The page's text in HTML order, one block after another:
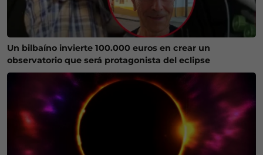
Un bilbaíno invierte 100.000 euros en crear un
observatorio que será protagonista del eclipse